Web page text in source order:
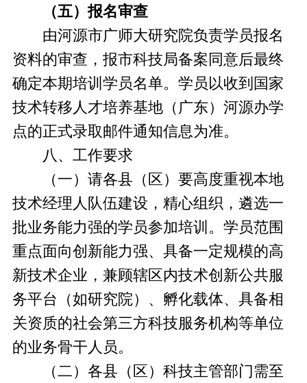
（五）报名审查
由河源市广师大研究院负责学员报名
资料的审查，报市科技局备案同意后最终
确定本期培训学员名单。学员以收到国家
技术转移人才培养基地（广东）河源办学
点的正式录取邮件通知信息为准。
八、工作要求
（一）请各县（区）要高度重视本地
技术经理人队伍建设，精心组织，遴选一
批业务能力强的学员参加培训。学员范围
重点面向创新能力强、具备一定规模的高
新技术企业，兼顾辖区内技术创新公共服
务平台（如研究院）、孵化载体、具备相
关资质的社会第三方科技服务机构等单位
的业务骨干人员。
（二）各县（区）科技主管部门需至